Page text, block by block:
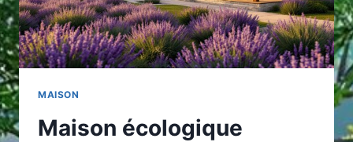
MAISON
Maison écologique